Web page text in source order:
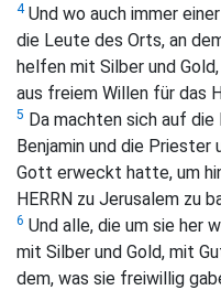
4Und wo auch immer
die Leute des Orts, an
helfen mit Silber und
aus freiem Willen für das
5 Da machten sich auf die
Benjamin und die Priester
Gott erweckt hatte, um
HERRN zu Jerusalem zu
6 Und alle, die um sie her
mit Silber und Gold, mit
dem, was sie freiwillig